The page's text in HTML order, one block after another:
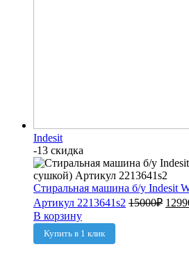
Indesit
-13 скидка
Стиральная машина б/у Indesit
Артикул 2213641s2 15000₽
В корзину
Купить в 1 клик